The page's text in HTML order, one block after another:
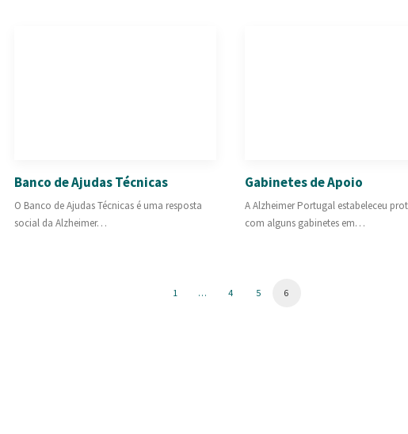
Banco de Ajudas Técnicas
O Banco de Ajudas Técnicas é uma resposta
social da Alzheimer…
Gabinetes de Apoio
A Alzheimer Portugal estabeleceu
com alguns gabinetes em…
1 … 4 5 6